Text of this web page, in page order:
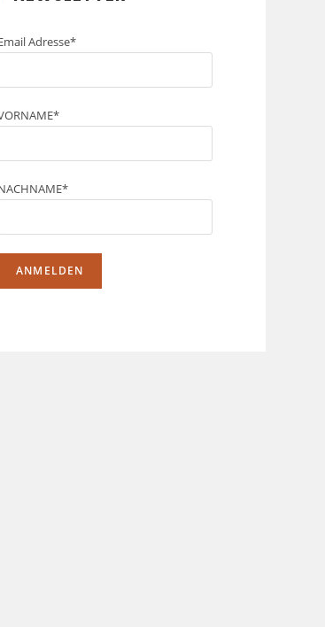
Adresse*